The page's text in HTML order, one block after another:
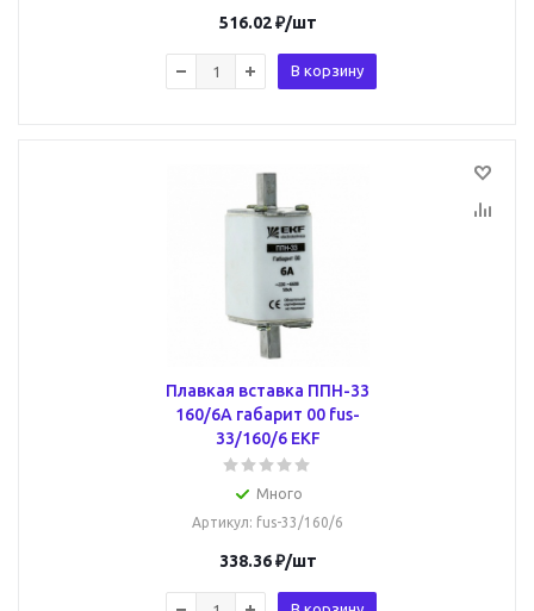
516.02₽/шт
В корзину
Плавкая вставка ППН-33
160/6А габарит 00 fus-
33/160/6 EKF
Много
Артикул: fus-33/160/6
338.36₽/шт